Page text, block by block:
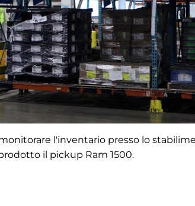
l'inventario presso lo
il pickup Ram 1500.